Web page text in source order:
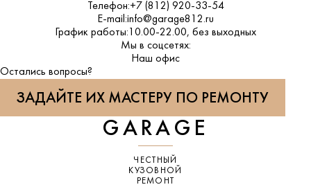
Телефон:+7 (812) 920-33-54
E-mail:info@garage812.ru
График работы: 10.00-22.00, без выходных
Мы в соцсетях:
ВКонтакте
Наш офис
Остались вопросы?
ЗАДАЙТЕ ИХ МАСТЕРУ ПО РЕМОНТУ
GARAGE
ЧЕСТНЫЙ
КУЗОВНОЙ
РЕМОНТ